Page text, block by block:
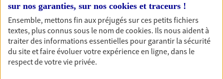
Nos offres phares
sur nos garanties, sur nos cookies et traceurs !
Ensemble, mettons fin aux préjugés sur ces petits fichiers
textes, plus connus sous le nom decookies. Ils nous aident à
traiter des informations essentielles pour garantir la sécurité
du site et faire évoluer votre expérience en ligne, dans le
respect de votre vie privée.